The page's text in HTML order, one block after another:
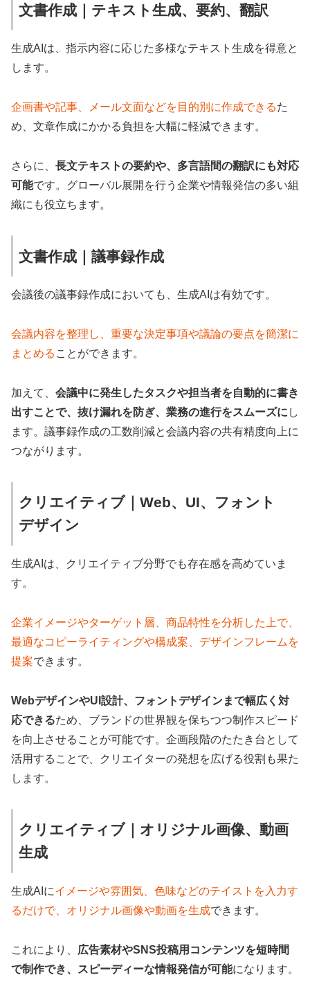
文書作成｜テキスト生成、要約、翻訳
生成AIは、指示内容に応じた多様なテキスト生成を得意と
します。
企画書や記事、メール文面などを目的別に作成できるた
め、文章作成にかかる負担を大幅に軽減できます。
さらに、 長文テキストの要約や、多言語間の翻訳にも対応
可能です。グローバル展開を行う企業や情報発信の多い組
織にも役立ちます。
文書作成｜議事録作成
会議後の議事録作成においても、生成AIは有効です。
会議内容を整理し、重要な決定事項や議論の要点を簡潔に
まとめる ことができます。
加えて、 会議中に発生したタスクや担当者を自動的に書き
出すことで、抜け漏れを防ぎ、業務の進行をスムーズに し
ます。議事録作成の工数削減と会議内容の共有精度向上に
つながります。
クリエイティブ｜Web、UI、フォント
デザイン
生成AIは、クリエイティブ分野でも存在感を高めていま
す。
企業イメージやターゲット層、商品特性を分析した上で、
最適なコピーライティングや構成案、デザインフレームを
提案できます。
WebデザインやUI設計、フォントデザインまで幅広く対
応できるため、ブランドの世界観を保ちつつ制作スピード
を向上させることが可能です。企画段階のたたき台として
活用することで、クリエイターの発想を広げる役割も果た
します。
クリエイティブ｜オリジナル画像、動画
生成
生成AIにイメージや雰囲気、色味などのテイストを入力す
るだけで、オリジナル画像や動画を生成できます。
これにより、 広告素材やSNS投稿用コンテンツを短時間
で制作でき、スピーディーな情報発信が可能になります。